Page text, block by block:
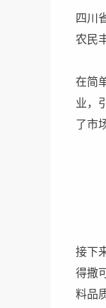
四川
农民
在简
业，
了市
接下
得撒
料品